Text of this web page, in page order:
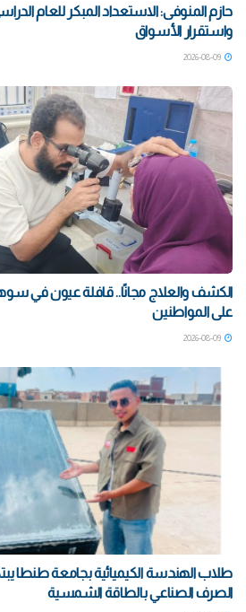
حازم المنوفى: الاستعداد المبكر للعام
واستقرار الأسواق
على المواطنين
طلاب الهندسة الكيميائية بجامعة طنطا
الصرف الصناعي بالطاقة الشمسية